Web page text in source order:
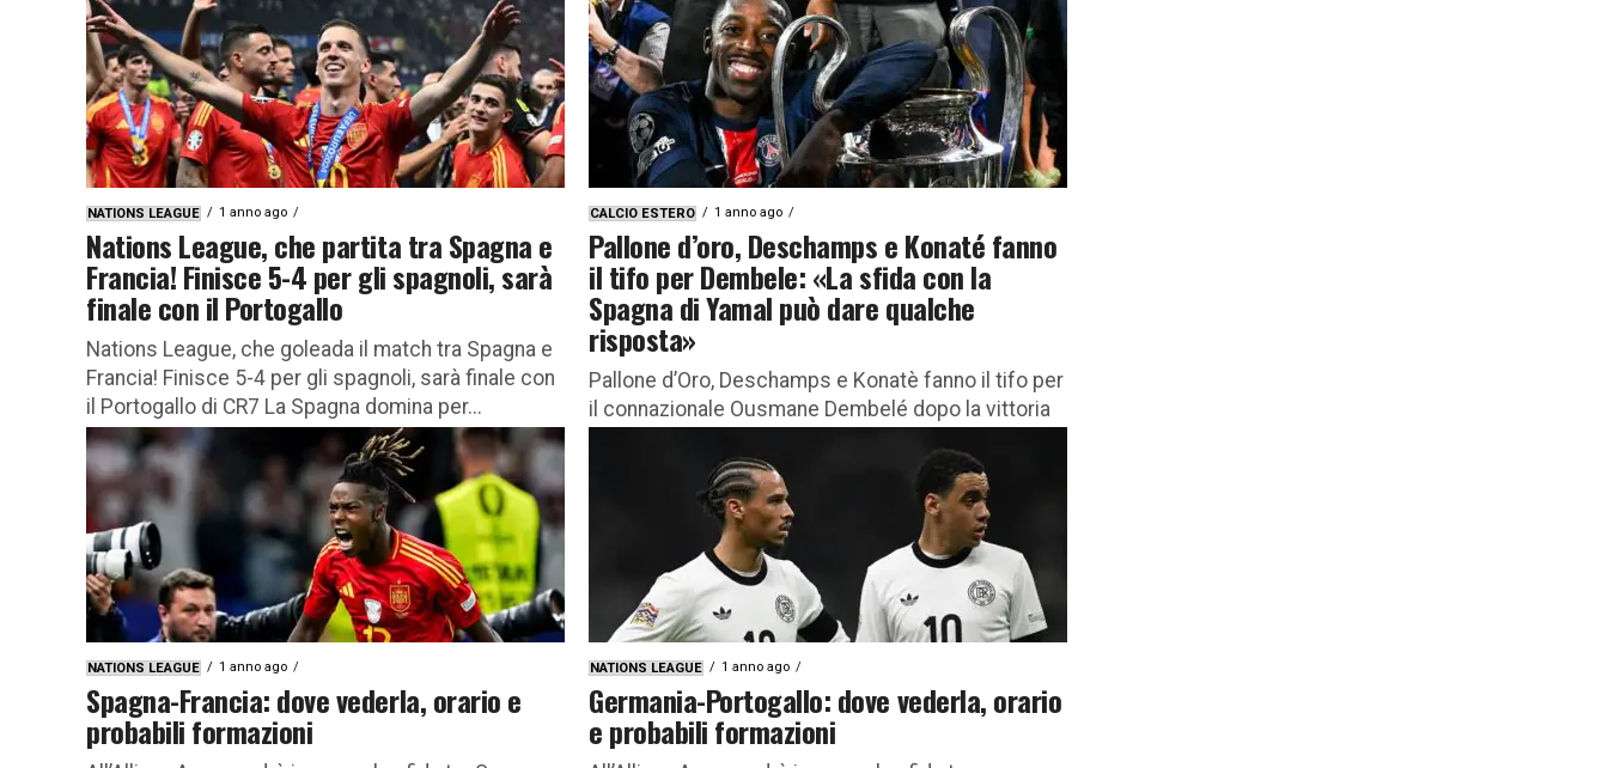
NATIONS LEAGUE 1 anno ago
Nations League, che partita tra Spagna e
Francia! Finisce 5-4 per gli spagnoli, sarà
finale con il Portogallo
Nations League, che goleada il match tra Spagna e
Francia! Finisce 5-4 per gli spagnoli, sarà finale con
il Portogallo di CR7 La Spagna domina per...
CALCIO ESTERO 1 anno ago
Pallone d’oro, Deschamps e Konaté fanno
il tifo per Dembele: «La sfida con la
Spagna di Yamal può dare qualche
risposta»
Pallone d’Oro, Deschamps e Konatè fanno il tifo per
il connazionale Ousmane Dembelé dopo la vittoria
di Nations League...
NATIONS LEAGUE 1 anno ago
Spagna-Francia: dove vederla, orario e
probabili formazioni
NATIONS LEAGUE 1 anno ago
Germania-Portogallo: dove vederla, orario
e probabili formazioni